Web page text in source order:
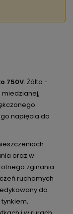
750V. Żółto -
miedzianej,
napięcia do
oraz w
zginania
ruchomych
do